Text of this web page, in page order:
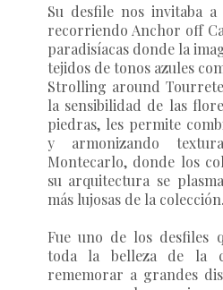
Su desfile nos invitaba
recorriendo Anchor off
paradisíacas donde la
tejidos de tonos azules
Strolling around
la sensibilidad de las
piedras, les permite
y armonizando
Montecarlo, donde los
su arquitectura se
más lujosas de la colección.
Fue uno de los desfiles
toda la belleza de la
rememorar a grandes